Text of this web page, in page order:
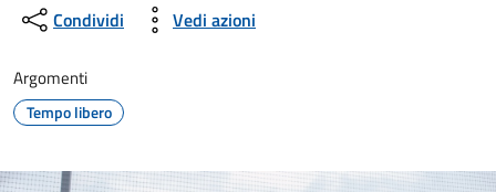
Condividi
Vedi azioni
Argomenti
Tempo libero